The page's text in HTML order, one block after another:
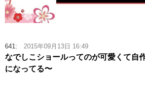
641: 2015年09月13日 16:49
なでしこショールってのが可愛くて自
になってる〜